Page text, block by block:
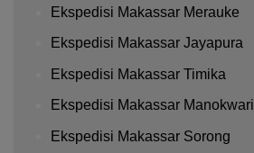
Ekspedisi Makassar Merauke
Ekspedisi Makassar Jayapura
Ekspedisi Makassar Timika
Ekspedisi Makassar Manokwari
Ekspedisi Makassar Sorong